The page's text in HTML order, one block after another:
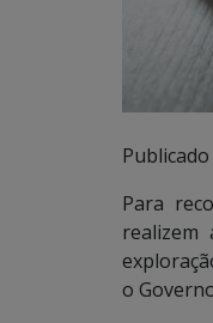
Para
realizem
o